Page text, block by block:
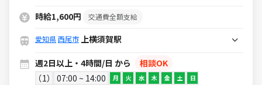
時給1,600円 交通費全額支給
愛知県西尾市 上横須賀駅
週2日以上・4時間/日 から
相談OK
1
07:00 ~ 14:00 月 火 水 木 金 土 日